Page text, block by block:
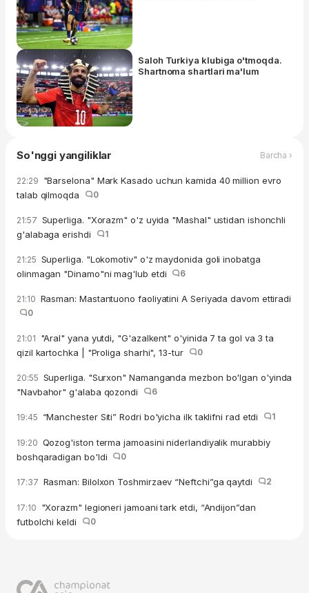
Saloh Turkiya klubiga o'tmoqda.
Shartnoma shartlari ma'lum
So'nggi yangiliklar Barcha ›
22:29 "Barselona" Mark Kasado uchun kamida 40 million evro
talab qilmoqda
0
21:57 Superliga. "Xorazm" o'z uyida "Mashal" ustidan ishonchli
g'alabaga erishdi
1
21:25 Superliga. "Lokomotiv" o'z maydonida goli inobatga
olinmagan "Dinamo"ni mag'lub etdi
6
21:10 Rasman: Mastantuono faoliyatini A Seriyada davom ettiradi
0
21:01 "Aral" yana yutdi, "G'azalkent" o'yinida 7 ta gol va 3 ta
qizil kartochka | "Proliga sharhi", 13-tur
0
20:55 Superliga. "Surxon" Namanganda mezbon bo'lgan o'yinda
"Navbahor" g'alaba qozondi
6
19:45 “Manchester Siti” Rodri bo'yicha ilk taklifni rad etdi 1
19:20 Qozog'iston terma jamoasini niderlandiyalik murabbiy
boshqaradigan bo'ldi
0
17:37 Rasman: Bilolxon Toshmirzaev “Neftchi”ga qaytdi 2
17:10 "Xorazm" legioneri jamoani tark etdi, “Andijon”dan
futbolchi keldi
0